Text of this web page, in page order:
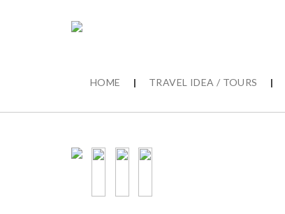
HOME | TRAVEL IDEA / TOURS |